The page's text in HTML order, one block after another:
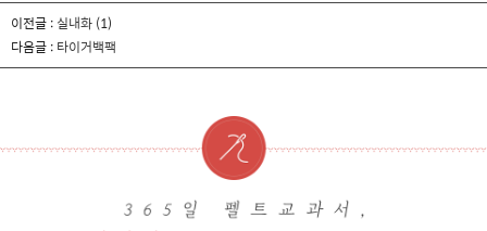
이전글 : 실내화 (1)
다음글 : 타이거백팩